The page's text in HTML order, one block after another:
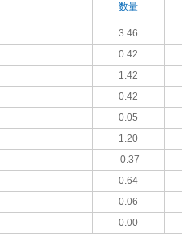
数量
3.46
0.42
1.42
0.42
0.05
1.20
-0.37
0.64
0.06
0.00